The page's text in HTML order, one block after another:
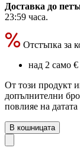
Доставка до
23:59 часа.
Отстъпка за
над 2 само €
От този продукт
допълнителни
повлияе на датата
В кошницата